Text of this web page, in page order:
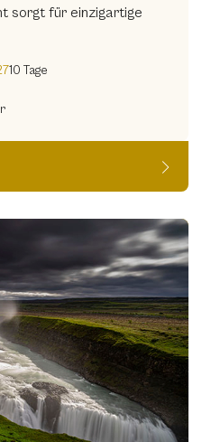
sorgt für einzigartige
10 Tage